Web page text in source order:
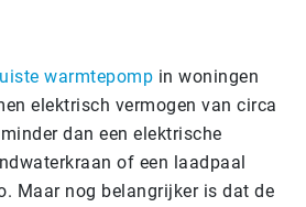
warmtepomp in woningen
elektrisch vermogen van circa
dan een elektrische
of een laadpaal
Maar nog belangrijker is dat de